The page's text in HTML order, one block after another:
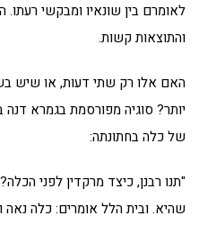
לאומרם בין שונאיו ומבקשי רעתו.
והתוצאות קשות.
האם אלו רק שתי דעות, או שיש
יותר? סוגיה מפורסמת בגמרא
של כלה בחתונתה:
"תנו רבנן, כיצד מרקדין לפני
שהיא. ובית הלל אומרים: כלה